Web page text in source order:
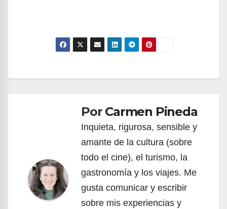
Navegación
entradasPor Carmen Pineda
Inquieta, rigurosa, sensible y
amante de la cultura (sobre
todo el cine), el turismo, la
gastronomía y los viajes. Me
gusta comunicar y escribir
sobre mis experiencias y